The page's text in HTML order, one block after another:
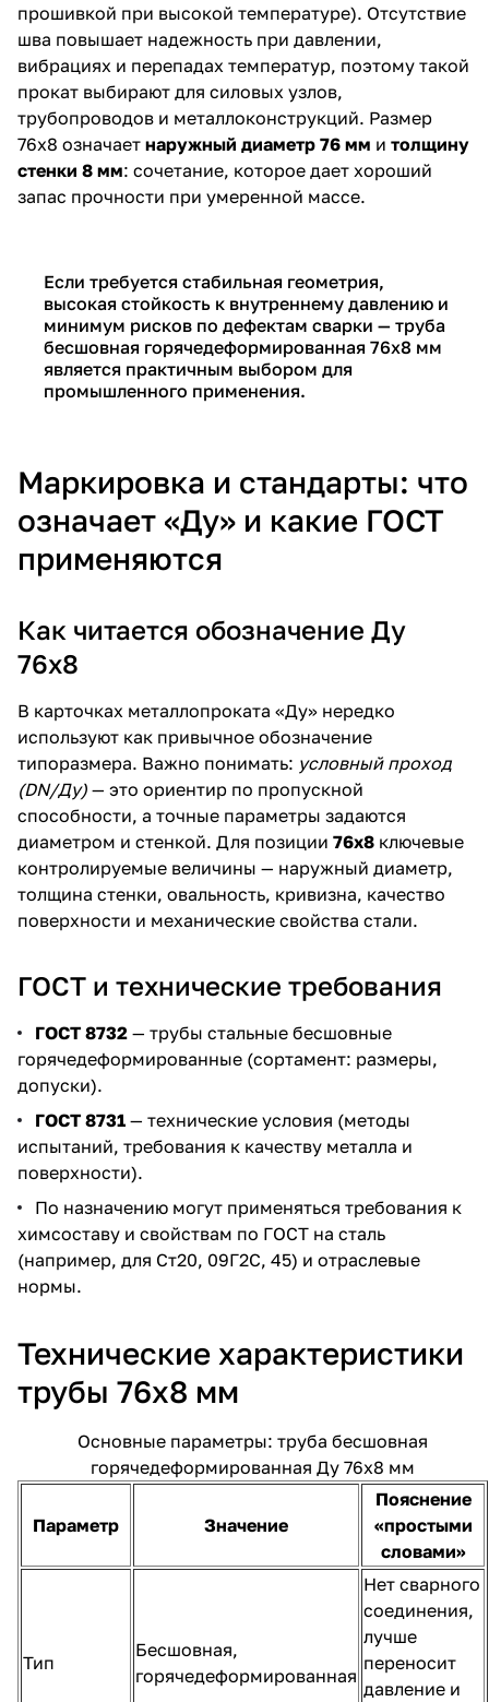
прошивкой при высокой температуре). Отсутствие
шва повышает надежность при давлении,
вибрациях и перепадах температур, поэтому такой
прокат выбирают для силовых узлов,
трубопроводов и металлоконструкций. Размер
76х8 означает наружный диаметр 76 мм и толщину
стенки 8 мм: сочетание, которое дает хороший
запас прочности при умеренной массе.
Если требуется стабильная геометрия,
высокая стойкость к внутреннему давлению и
минимум рисков по дефектам сварки — труба
бесшовная горячедеформированная 76х8 мм
является практичным выбором для
промышленного применения.
Маркировка и стандарты: что
означает «Ду» и какие ГОСТ
применяются
Как читается обозначение Ду
76х8
В карточках металлопроката «Ду» нередко
используют как привычное обозначение
типоразмера. Важно понимать: условный проход
(DN/Ду) — это ориентир по пропускной
способности, а точные параметры задаются
диаметром и стенкой. Для позиции 76х8 ключевые
контролируемые величины — наружный диаметр,
толщина стенки, овальность, кривизна, качество
поверхности и механические свойства стали.
ГОСТ и технические требования
ГОСТ 8732 — трубы стальные бесшовные
горячедеформированные (сортамент: размеры,
допуски).
ГОСТ 8731 — технические условия (методы
испытаний, требования к качеству металла и
поверхности).
По назначению могут применяться требования к
химсоставу и свойствам по ГОСТ на сталь
(например, для Ст20, 09Г2С, 45) и отраслевые
нормы.
Технические характеристики
трубы 76х8 мм
Основные параметры: труба бесшовная
горячедеформированная Ду 76х8 мм
Параметр Значение
Пояснение
«простыми
словами»
Тип
Бесшовная,
горячедеформированная
Нет сварного
соединения,
лучше
переносит
давление и